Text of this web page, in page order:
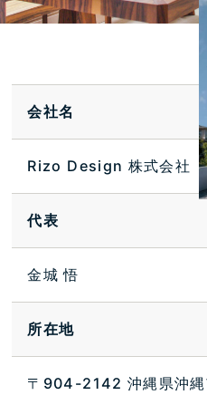
会社名
Rizo Design 株式会社
代表
金城 悟
所在地
〒904-2142 沖縄県沖